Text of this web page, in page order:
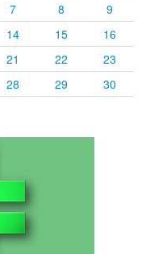
7 8
9
14 15
16
21 22
23
28 29
30